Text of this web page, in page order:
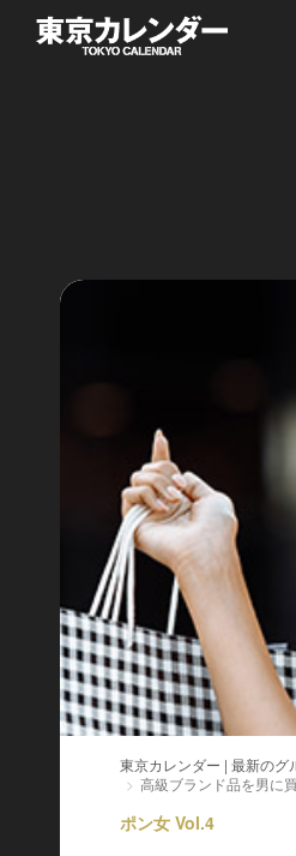
東京カレンダー | 最新のグ
高級ブランド品を男に
ポン女 Vol.4